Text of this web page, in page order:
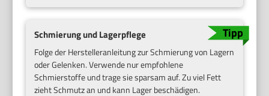
Schmierung und Lagerpflege
Folge der Herstelleranleitung zur Schmierung von Lagern
oder Gelenken. Verwende nur empfohlene
Schmierstoffe und trage sie sparsam auf. Zu viel Fett
zieht Schmutz an und kann Lager beschädigen.